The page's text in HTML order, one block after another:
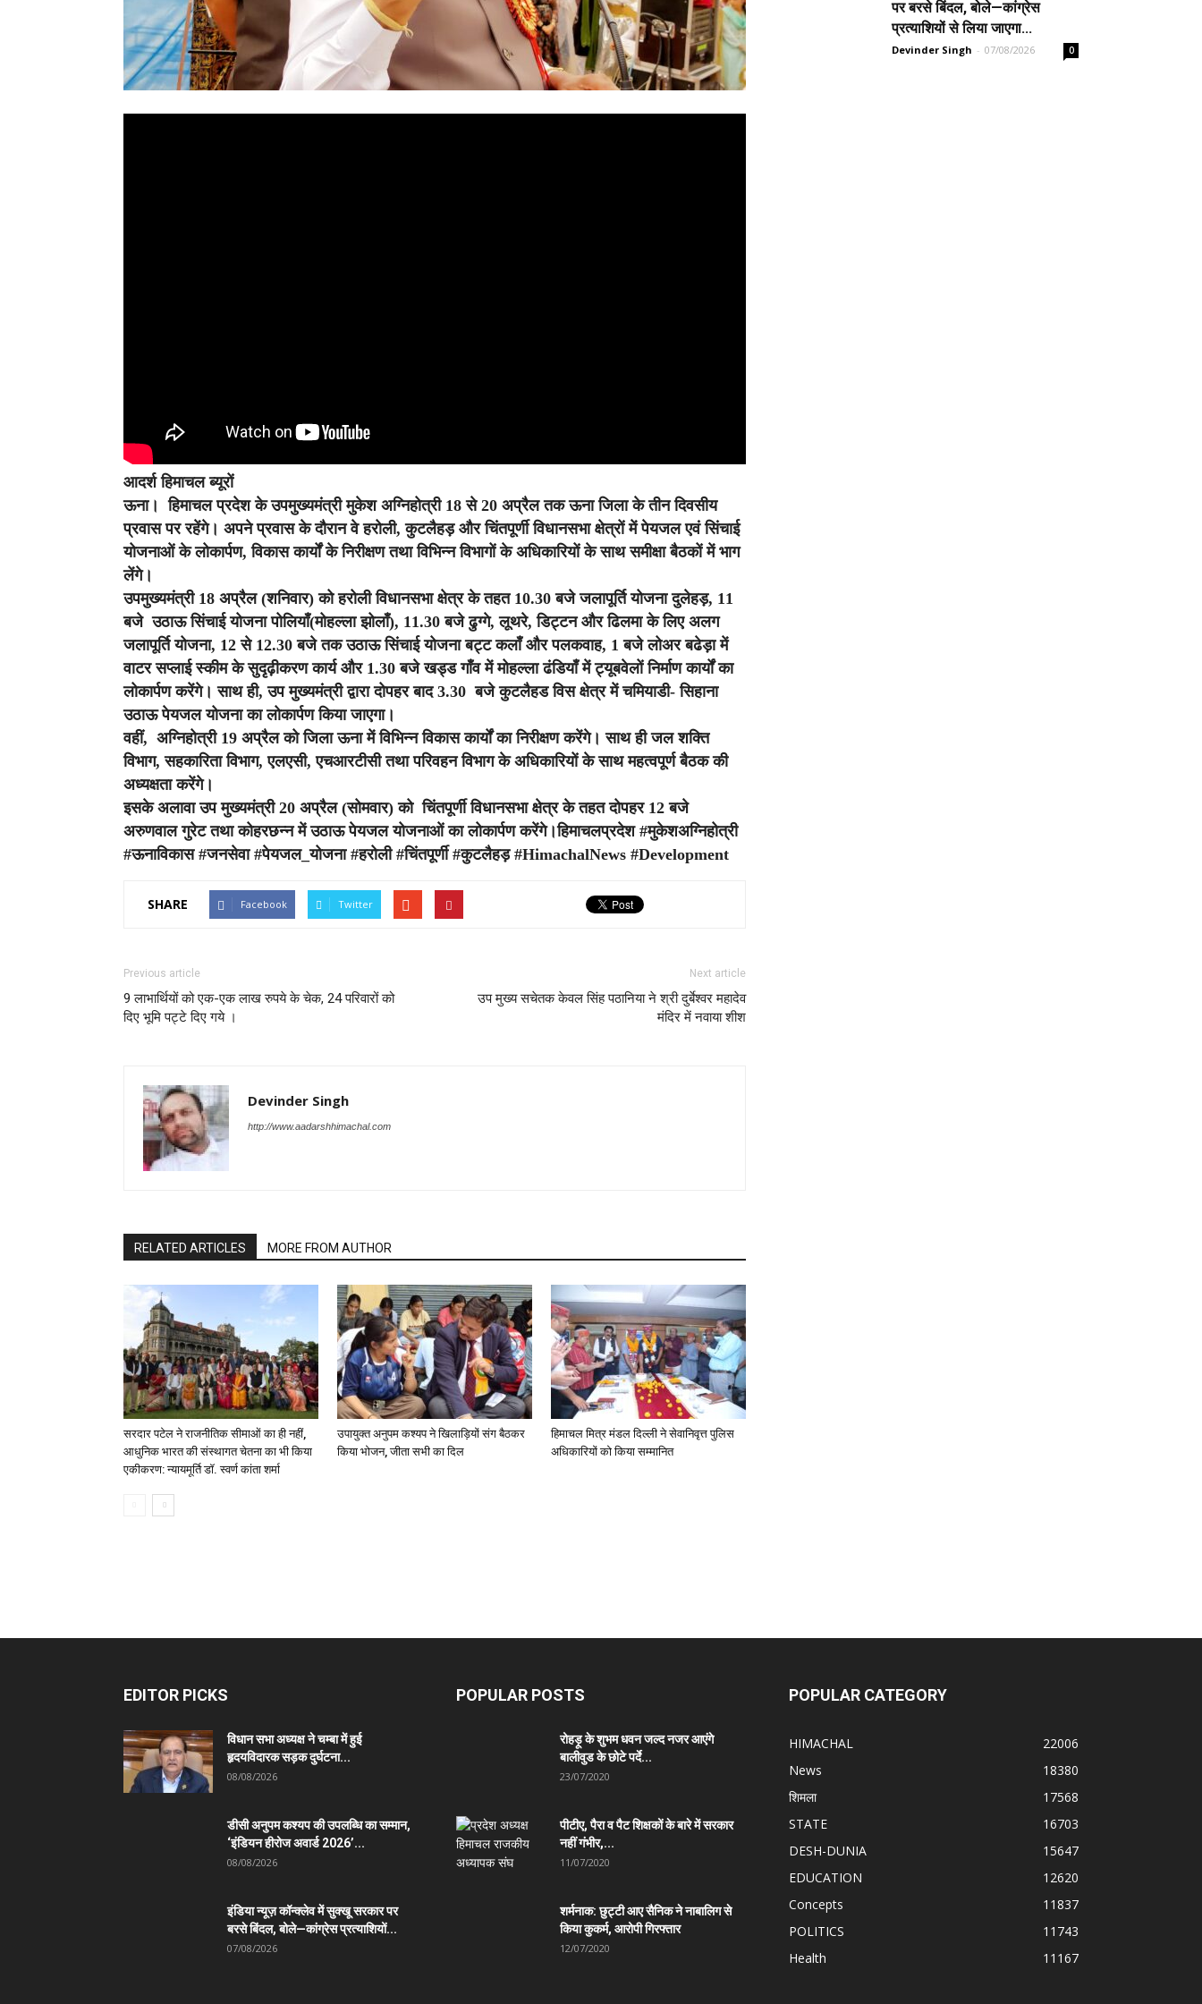
आदर्श हिमाचल ब्यूरों
ऊना। हिमाचल प्रदेश के उपमुख्यमंत्री मुकेश अग्निहोत्री 18 से 20 अप्रैल तक ऊना जिला के तीन दिवसीय
प्रवास पर रहेंगे। अपने प्रवास के दौरान वे हरोली, कुटलैहड़ और चिंतपूर्णी विधानसभा क्षेत्रों में पेयजल एवं सिंचाई
योजनाओं के लोकार्पण, विकास कार्यों के निरीक्षण तथा विभिन्न विभागों के अधिकारियों के साथ समीक्षा बैठकों में भाग
लेंगे।
उपमुख्यमंत्री 18 अप्रैल (शनिवार) को हरोली विधानसभा क्षेत्र के तहत 10.30 बजे जलापूर्ति योजना दुलेहड़, 11
बजे उठाऊ सिंचाई योजना पोलियाँ(मोहल्ला झोलाँ), 11.30 बजे ढुग्गे, लूथरे, डिट्टन और ढिलमा के लिए अलग
जलापूर्ति योजना, 12 से 12.30 बजे तक उठाऊ सिंचाई योजना बट्ट कलाँ और पलकवाह, 1 बजे लोअर बढेड़ा में
वाटर सप्लाई स्कीम के सुदृढ़ीकरण कार्य और 1.30 बजे खड्ड गाँव में मोहल्ला ढंडियाँ में ट्यूबवेलों निर्माण कार्यों का
लोकार्पण करेंगे। साथ ही, उप मुख्यमंत्री द्वारा दोपहर बाद 3.30 बजे कुटलैहड विस क्षेत्र में चमियाडी- सिहाना
उठाऊ पेयजल योजना का लोकार्पण किया जाएगा।
वहीं, अग्निहोत्री 19 अप्रैल को जिला ऊना में विभिन्न विकास कार्यों का निरीक्षण करेंगे। साथ ही जल शक्ति
विभाग, सहकारिता विभाग, एलएसी, एचआरटीसी तथा परिवहन विभाग के अधिकारियों के साथ महत्वपूर्ण बैठक की
अध्यक्षता करेंगे।
इसके अलावा उप मुख्यमंत्री 20 अप्रैल (सोमवार) को चिंतपूर्णी विधानसभा क्षेत्र के तहत दोपहर 12 बजे
अरुणवाल गुरेट तथा कोहरछन्न में उठाऊ पेयजल योजनाओं का लोकार्पण करेंगे।हिमाचलप्रदेश #मुकेशअग्निहोत्री
#ऊनाविकास #जनसेवा #पेयजल_योजना #हरोली #चिंतपूर्णी #कुटलैहड़ #HimachalNews #Development
SHARE Facebook Twitter
Previous article
9 लाभार्थियों को एक-एक लाख रुपये के चेक, 24 परिवारों को
दिए भूमि पट्टे दिए गये ।
Next article
उप मुख्य सचेतक केवल सिंह पठानिया ने श्री दुर्बेश्वर महादेव
मंदिर में नवाया शीश
Devinder Singh
http://www.aadarshhimachal.com
RELATED ARTICLES MORE FROM AUTHOR
सरदार पटेल ने राजनीतिक सीमाओं का ही नहीं,
आधुनिक भारत की संस्थागत चेतना का भी किया
एकीकरण: न्यायमूर्ति डॉ. स्वर्ण कांता शर्मा
उपायुक्त अनुपम कश्यप ने खिलाड़ियों संग बैठकर
किया भोजन, जीता सभी का दिल
हिमाचल मित्र मंडल दिल्ली ने सेवानिवृत्त पुलिस
अधिकारियों को किया सम्मानित
पर बरसे बिंदल, बोले—कांग्रेस
प्रत्याशियों से लिया जाएगा...
Devinder Singh - 07/08/2026 0
EDITOR PICKS
विधान सभा अध्यक्ष ने चम्बा में हुई
हृदयविदारक सड़क दुर्घटना...
08/08/2026
डीसी अनुपम कश्यप की उपलब्धि का सम्मान,
‘इंडियन हीरोज अवार्ड 2026’...
08/08/2026
इंडिया न्यूज़ कॉन्क्लेव में सुक्खू सरकार पर
बरसे बिंदल, बोले—कांग्रेस प्रत्याशियों...
07/08/2026
POPULAR POSTS
रोहड़ू के शुभम धवन जल्द नजर आएंगे
बालीवुड के छोटे पर्दे...
23/07/2020
पीटीए, पैरा व पैट शिक्षकों के बारे में सरकार
नहीं गंभीर,...
11/07/2020
शर्मनाक: छुट्टी आए सैनिक ने नाबालिग से
किया कुकर्म, आरोपी गिरफ्तार
12/07/2020
POPULAR CATEGORY
HIMACHAL
22006
News
18380
शिमला
17568
STATE
16703
DESH-DUNIA
15647
EDUCATION
12620
Concepts
11837
POLITICS
11743
Health
11167